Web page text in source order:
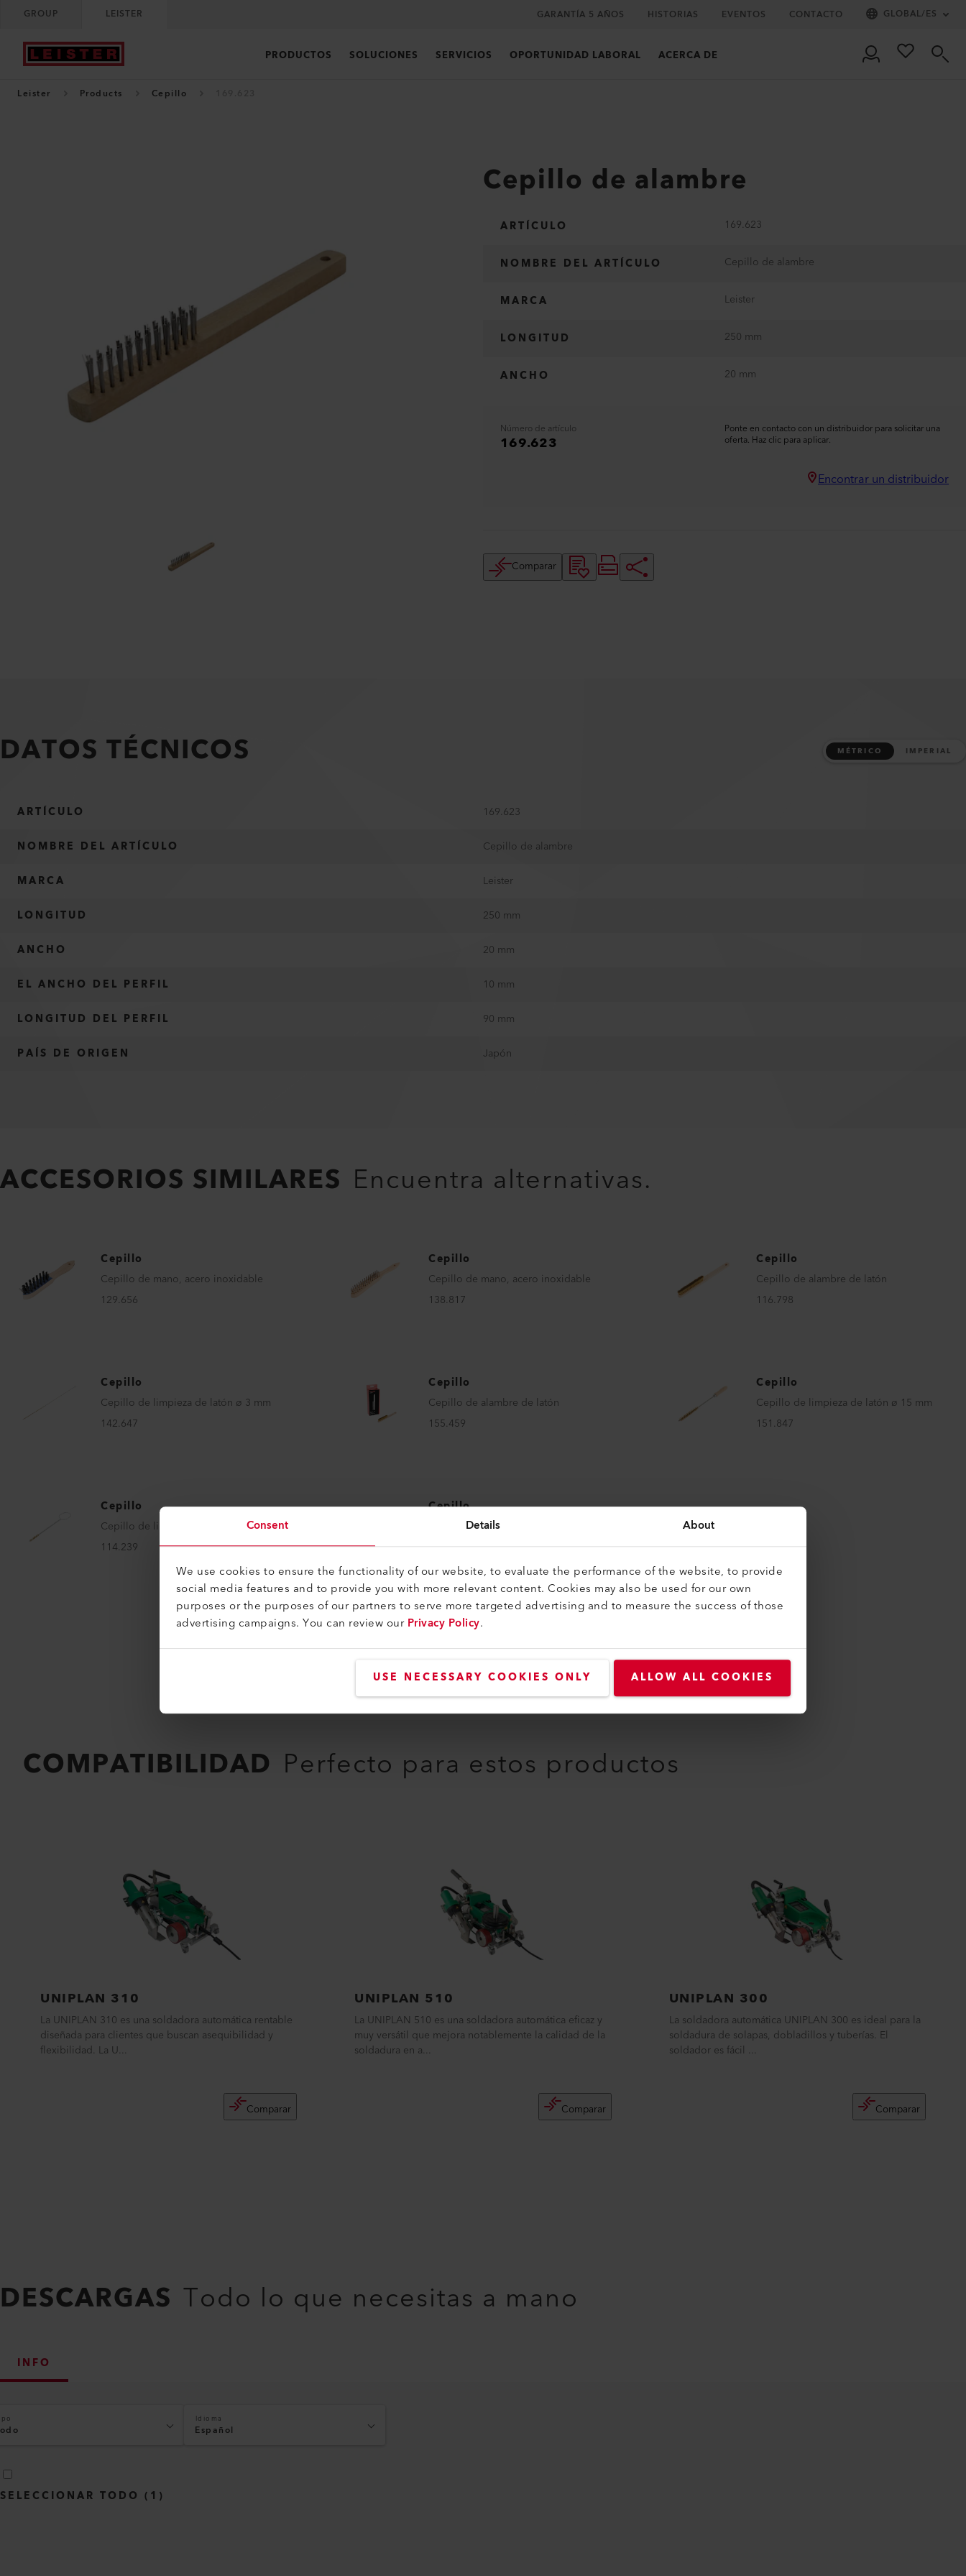
Consent Details About
We use cookies to ensure the functionality of our website, to evaluate the performance of the website, to provide
social media features and to provide you with more relevant content. Cookies may also be used for our own
purposes or the purposes of our partners to serve more targeted advertising and to measure the success of those
advertising campaigns. You can review ourPrivacy Policy.
USE NECESSARY COOKIES ONLY ALLOW ALL COOKIES
GROUP LEISTER GARANTÍA 5 AÑOS HISTORIAS EVENTOS CONTACTO GLOBAL/ES
PRODUCTOS SOLUCIONES SERVICIOS OPORTUNIDAD LABORAL ACERCA DE
Leister Products Cepillo
Cepillo de alambre
ARTÍCULO 169.623
NOMBRE DEL ARTÍCULO Cepillo de alambre
MARCA Leister
LONGITUD 250 mm
ANCHO 20 mm
Número de artículo
169.623
Ponte en contacto con un distribuidor para solicitar una
oferta. Haz clic para aplicar.
Encontrar un distribuidor
Comparar
DATOS TÉCNICOS MÉTRICO IMPERIAL
ARTÍCULO
169.623
NOMBRE DEL ARTÍCULO
Cepillo de alambre
MARCA
Leister
LONGITUD
250 mm
ANCHO
20 mm
EL ANCHO DEL PERFIL
10 mm
LONGITUD DEL PERFIL
90 mm
PAÍS DE ORIGEN
Japón
ACCESORIOS SIMILARES Encuentra alternativas.
Cepillo
Cepillo de mano, acero inoxidable
129.656
Cepillo
Cepillo de mano, acero inoxidable
138.817
Cepillo
Cepillo de alambre de latón
116.798
Cepillo
Cepillo de limpieza de latón ø 3 mm
142.647
Cepillo
Cepillo de alambre de latón
155.459
Cepillo
Cepillo de limpieza de latón ø 15 mm
151.847
Cepillo
Cepillo de limpieza de latón ø 5 mm
114.239
Cepillo
Cepillo de alambre
COMPATIBILIDAD Perfecto para estos productos
UNIPLAN 310
La UNIPLAN 310 es una soldadora automática rentable
diseñada para clientes que buscan asequibilidad y
flexibilidad. La U...
Comparar
UNIPLAN 510
La UNIPLAN 510 es una soldadora automática eficaz y
muy versátil que mejora notablemente la calidad de la
soldadura en a...
Comparar
UNIPLAN 300
La soldadora automática UNIPLAN 300 es ideal para la
soldadura de solapas, dobladillos y tuberías. El
soldador es fácil ...
Comparar
DESCARGAS Todo lo que necesitas a mano
INFO
Idioma
Español
SELECCIONAR TODO ( 1 )